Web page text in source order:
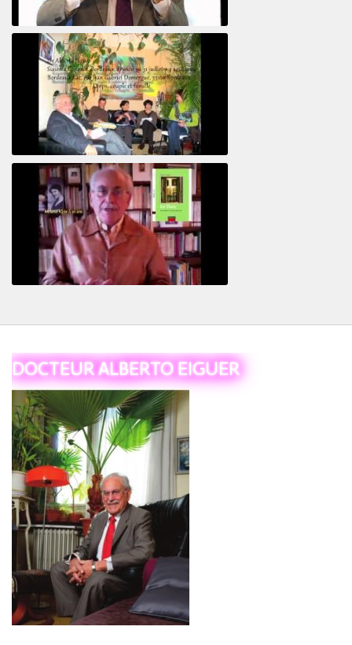
Le pervers narcissique et son complice
Revisitant le corps familial
DOCTEUR ALBERTO EIGUER